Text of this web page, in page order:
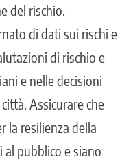
del rischio.
di dati sui rischi e
di rischio e
e nelle decisioni
Assicurare che
la resilienza della
al pubblico e siano